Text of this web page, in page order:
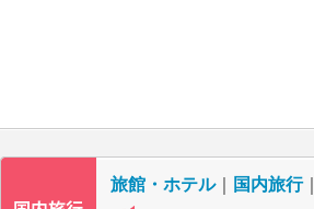
旅館・ホテル｜ 国内旅行｜